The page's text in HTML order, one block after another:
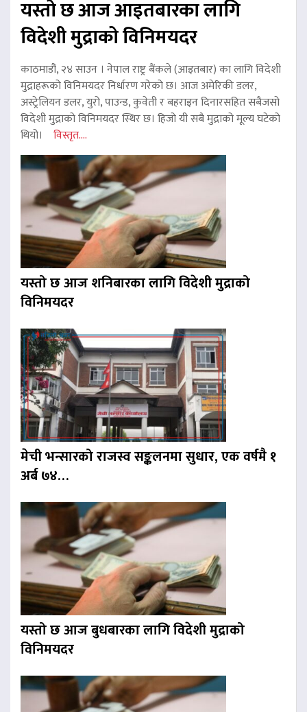
यस्तो छ आज आइतबारका लागि
विदेशी मुद्राको विनिमयदर
काठमाडौं, २४ साउन । नेपाल राष्ट्र बैंकले (आइतबार) का लागि विदेशी
मुद्राहरूको विनिमयदर निर्धारण गरेको छ। आज अमेरिकी डलर,
अस्ट्रेलियन डलर, युरो, पाउन्ड, कुवेती र बहराइन दिनारसहित सबैजसो
विदेशी मुद्राको विनिमयदर स्थिर छ। हिजो यी सबै मुद्राको मूल्य घटेको
थियो। विस्तृत....
यस्तो छ आज शनिबारका लागि विदेशी मुद्राको
विनिमयदर
मेची भन्सारको राजस्व सङ्कलनमा सुधार, एक वर्षमै १
अर्ब ७४…
यस्तो छ आज बुधबारका लागि विदेशी मुद्राको
विनिमयदर